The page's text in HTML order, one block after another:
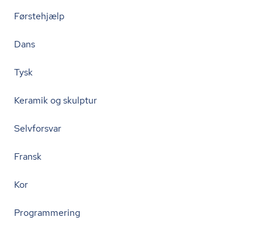
Førstehjælp
Dans
Tysk
Keramik og skulptur
Selvforsvar
Fransk
Kor
Programmering